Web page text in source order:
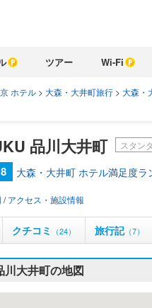
ツアー Wi-Fi
ホテル > 大森・大井町旅行 > 大森・
品川大井町 スタン
8 大森・大井町 ホテル満足度ラ
/アクセス・施設情報
クチコミ （24） 旅行記（7）
大井町の地図